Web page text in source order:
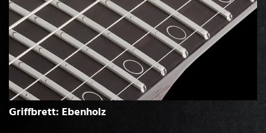
Griffbrett: Ebenholz